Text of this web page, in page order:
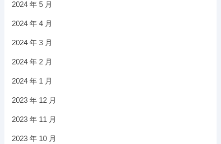
2024 年 5 月
2024 年 4 月
2024 年 3 月
2024 年 2 月
2024 年 1 月
2023 年 12 月
2023 年 11 月
2023 年 10 月